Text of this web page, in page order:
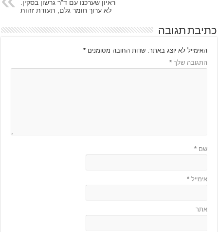
ראיון שערכנו עם ד"ר גרשון בסקין.
לא ערוך חומר גלם, תעודת זהות
כתיבת תגובה
האימייל לא יוצג באתר. שדות החובה מסומנים*
התגובה שלך*
שם*
אימייל*
אתר